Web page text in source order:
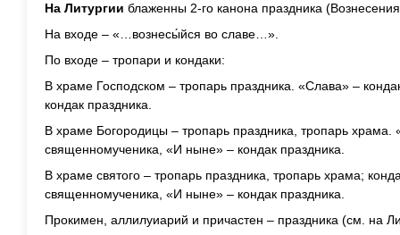
На Литургии блаженны 2-го канона праздника
На входе – «…вознесы́йся во славе…».
По входе – тропари и кондаки:
В храме Господском – тропарь праздника. «Слава» –
кондак праздника.
В храме Богородицы – тропарь праздника, тропарь храма.
священномученика, «И ныне» – кондак праздника.
В храме святого – тропарь праздника, тропарь храма;
священномученика, «И ныне» – кондак праздника.
Прокимен, аллилуиарий и причастен – праздника (см. на